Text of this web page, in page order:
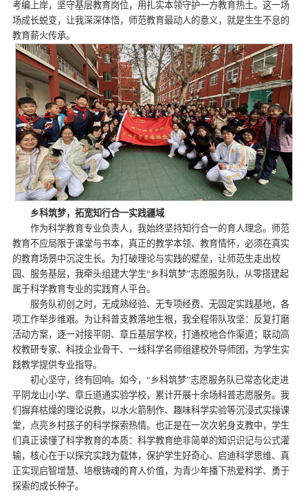
考编上岸，坚守基层教育岗位，用扎实本领守护一方教育热土。这一场
场成长蜕变，让我深深体悟，师范教育最动人的意义，就是生生不息的
教育薪火传承。
乡科筑梦，拓宽知行合一实践疆域
作为科学教育专业负责人，我始终坚持知行合一的育人理念。师范
教育不应局限于课堂与书本，真正的教学本领、教育情怀，必须在真实
的教育场景中沉淀生长。为打破理论与实践的壁垒，让师范生走出校
园、服务基层，我牵头组建大学生“乡科筑梦”志愿服务队，从零搭建起
属于科学教育专业的实践育人平台。
服务队初创之时，无成熟经验、无专项经费、无固定实践基地，各
项工作举步维艰。为让科普支教落地生根，我全程带队攻坚：反复打磨
活动方案，逐一对接平阴、章丘基层学校，打通校地合作渠道；联动高
校教研专家、科技企业骨干、一线科学名师组建校外导师团，为学生实
践教学提供专业指导。
初心坚守，终有回响。如今，“乡科筑梦”志愿服务队已常态化走进
平阴龙山小学、章丘道通实验学校，累计开展十余场科普志愿服务。我
们摒弃枯燥的理论说教，以水火箭制作、趣味科学实验等沉浸式实操课
堂，点亮乡村孩子的科学探索热情。也正是在一次次躬身支教中，学生
们真正读懂了科学教育的本质：科学教育绝非简单的知识识记与公式灌
输，核心在于以探究实践为载体，保护学生好奇心、启迪科学思维、真
正实现启智增慧、培根铸魂的育人价值，为青少年播下热爱科学、勇于
探索的成长种子。